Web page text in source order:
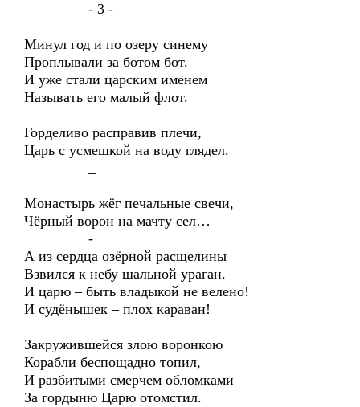
- 3 -
Минул год и по озеру синему
Проплывали за ботом бот.
И уже стали царским именем
Называть его малый флот.
Горделиво расправив плечи,
Царь с усмешкой на воду глядел.
Монастырь жёг печальные свечи,
Чёрный ворон на мачту сел…
-
А из сердца озёрной расщелины
Взвился к небу шальной ураган.
И царю – быть владыкой не велено!
И судёнышек – плох караван!
Закружившейся злою воронкою
Корабли беспощадно топил,
И разбитыми смерчем обломками
За гордыню Царю отомстил.